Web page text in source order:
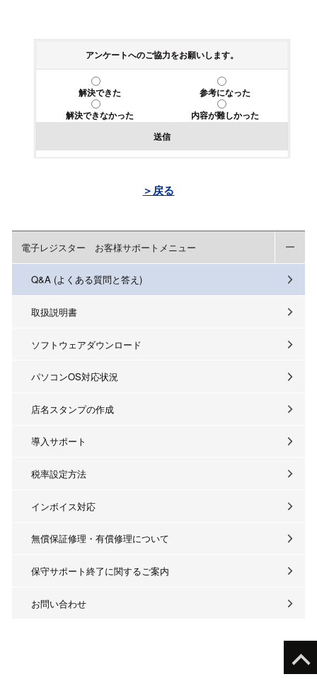
アンケートへのご協力をお願いします。
解決できた
参考になった
解決できなかった
内容が難しかった
送信
＞戻る
電子レジスター お客様サポートメニュー
Q&A (よくある質問と答え)
取扱説明書
ソフトウェアダウンロード
パソコンOS対応状況
店名スタンプの作成
導入サポート
税率設定方法
インボイス対応
無償保証修理・有償修理について
保守サポート終了に関するご案内
お問い合わせ